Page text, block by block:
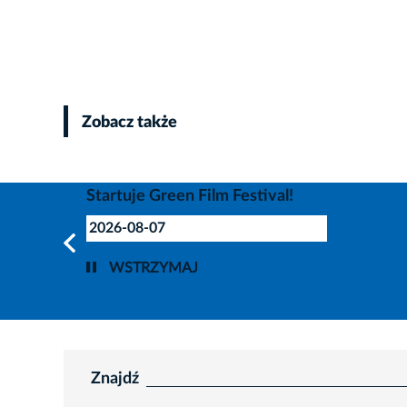
Zobacz także
Startuje Green Film Festival!
2026-08-07
WSTRZYMAJ
Znajdź